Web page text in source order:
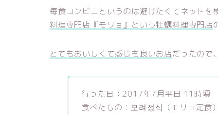
毎食コンビニというのは避けたくてネット
料理専門店『モリョ』という牡蠣料理専門店
とてもおいしくて感じも良いお店だったので
行った日：2017年7月平日 11時頃
食べたもの：모려정식（モリョ定食